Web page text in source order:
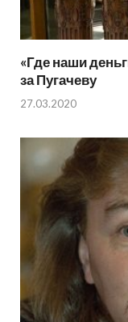
«Где наши
за Пугачеву
27.03.2020